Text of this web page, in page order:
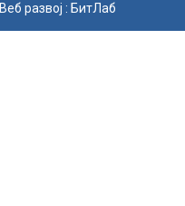
Веб развој : БитЛаб